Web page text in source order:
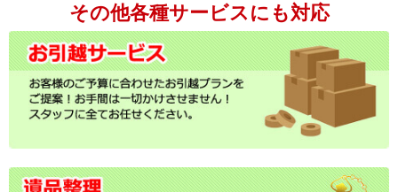
その他各種サービスにも対応